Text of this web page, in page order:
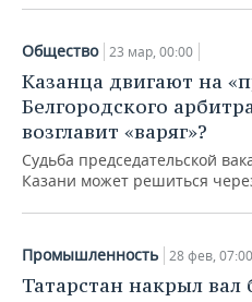
Общество 23 мар, 00:00
Казанца двигают на
Белгородского
возглавит «варяг»?
Судьба председательской
Казани может решиться
Промышленность 28 фев, 07:00
Татарстан накрыл вал